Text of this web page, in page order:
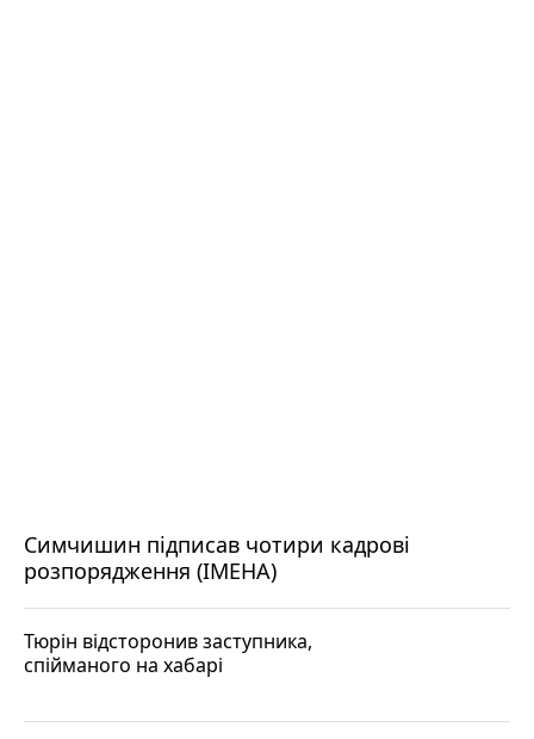
Симчишин підписав чотири кадрові
розпорядження (ІМЕНА)
Тюрін відсторонив заступника,
спійманого на хабарі